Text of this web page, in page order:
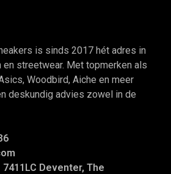
is sinds 2017 hét adres in
streetwear. Met topmerken als
Woodbird, Aiche en meer
deskundig advies zowel in de
Deventer, The